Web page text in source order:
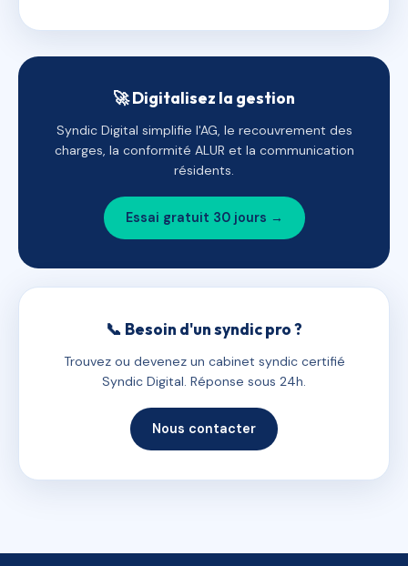
🚀 Digitalisez la gestion
Syndic Digital simplifie l'AG, le recouvrement des
charges, la conformité ALUR et la communication
résidents.
Essai gratuit 30 jours →
📞 Besoin d'un syndic pro ?
Trouvez ou devenez un cabinet syndic certifié
Syndic Digital. Réponse sous 24h.
Nous contacter